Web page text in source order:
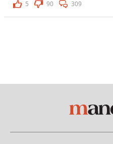
5
90 309